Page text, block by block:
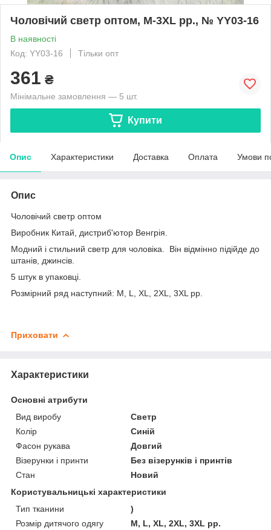
Чоловічий светр оптом, M-3XL рр., № YY03-16
В наявності
Код: YY03-16
Тільки опт
361 ₴
Мінімальне замовлення — 5 шт.
Купити
Опис Характеристики Доставка Оплата Умови
Опис
Чоловічий светр оптом
Виробник Китай, дистриб'ютор Венгрія.
Модний і стильний светр для чоловіка. Він відмінно підійде до
штанів, джинсів.
5 штук в упаковці.
Розмірний ряд наступний: M, L, XL, 2XL, 3XL рр.
Приховати
Характеристики
Основні атрибути
Вид виробу
Светр
Колір
Синій
Фасон рукава
Довгий
Візерунки і принти
Без візерунків і принтів
Стан
Новий
Користувальницькі характеристики
Тип тканини
)
Розмір дитячого одягу
M, L, XL, 2XL, 3XL рр.